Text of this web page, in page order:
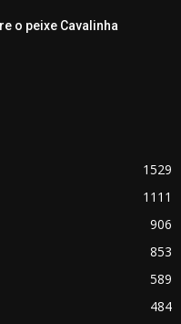
o peixe Cavalinha
1529
1111
906
853
589
484